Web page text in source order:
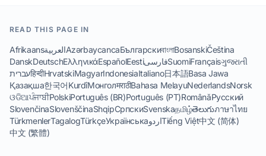
READ THIS PAGE IN
AfrikaansالعربيةAzərbaycancaБългарскиবাংলাBosanskiČeština
DanskDeutschΕλληνικάEspañolEestiفارسیSuomiFrançaisગુજરાતી
עבריתहिन्दीHrvatskiMagyarIndonesiaItaliano日本語Basa Jawa
Қазақша한국어KurdîМонголमराठीBahasa MelayuNederlandsNorsk
ଓଡିଆਪੰਜਾਬੀPolskiPortuguês (BR)Português (PT)RomânăРусский
SlovenčinaSlovenščinaShqipСрпскиSvenskaதமிழ்తెలుగుภาษาไทย
TürkmenlerTagalogTürkçeУкраїнськаاردوTiếng Việt中文 (简体)
中文 (繁體)